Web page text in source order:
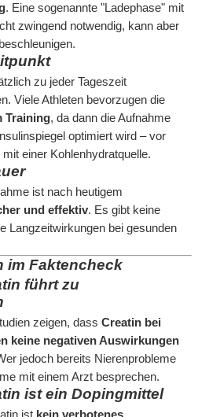
. Eine sogenannte "Ladephase" mit
zwingend notwendig, kann aber
zu jeder Tageszeit
Viele Athleten bevorzugen die
Training, da dann die Aufnahme
optimiert wird – vor
einer Kohlenhydratquelle.
ist nach heutigem
und effektiv. Es gibt keine
Langzeitwirkungen bei gesunden
im Faktencheck
führt zu
zeigen, dass Creatin bei
keine negativen Auswirkungen
jedoch bereits Nierenprobleme
mit einem Arzt besprechen.
ist ein Dopingmittel
ist kein verbotenes